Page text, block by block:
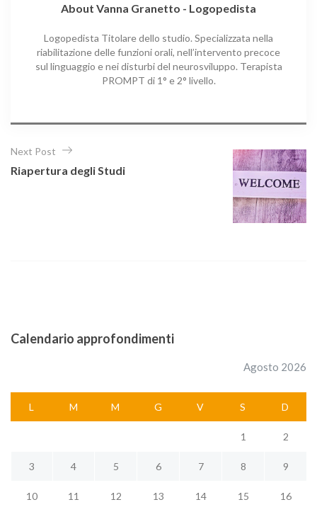
About Vanna Granetto - Logopedista
Logopedista Titolare dello studio. Specializzata nella
riabilitazione delle funzioni orali, nell’intervento precoce
sul linguaggio e nei disturbi del neurosviluppo. Terapista
PROMPT di 1° e 2° livello.
a
v
n
r
t
Next Post
Riapertura degli Studi
Calendario approfondimenti
Agosto 2026
L M M G V S D
1 2
3 4 5 6 7 8 9
10 11 12 13 14 15 16